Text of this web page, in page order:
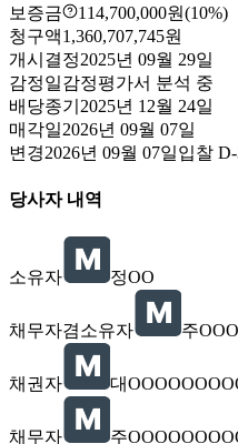
보증금
114,700,000원(10%)
청구액1,360,707,745원
개시결정2025년 09월 29일
감정일감정평가서 분석 중
배당종기 2025년 12월 24일
매각일2026년 09월 07일
변경2026년 09월 07일입찰
당사자 내역
소유자 정OO
채무자겸소유자 주
채권자 대
채무자 주